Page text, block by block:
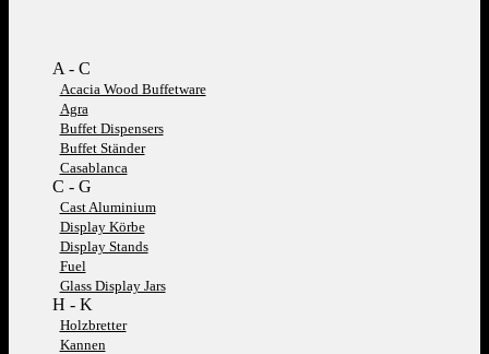
A - C
Acacia Wood Buffetware
Agra
Buffet Dispensers
Buffet Ständer
Casablanca
C - G
Cast Aluminium
Display Körbe
Display Stands
Fuel
Glass Display Jars
H - K
Holzbretter
Kannen